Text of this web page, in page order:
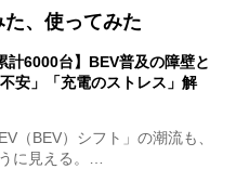
、使ってみた
計6000台】BEV普及の障壁と
安」「充電のストレス」解
（BEV）シフト」の潮流も、
に見える。…